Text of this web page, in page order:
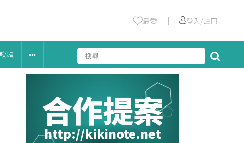
最愛 ｜ 登入/註冊
體
合作提案
http://kikinote.net